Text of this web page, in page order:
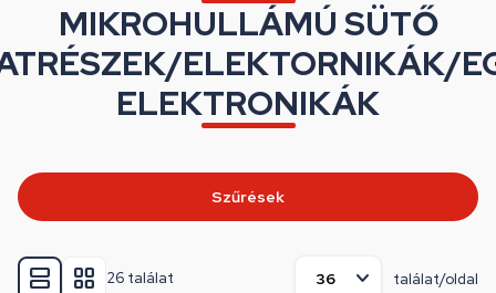
MIKROHULLÁMÚ SÜTŐ
ELEKTORNIKÁK/
ELEKTRONIKÁK
26 találat találat/oldal
Szűrések